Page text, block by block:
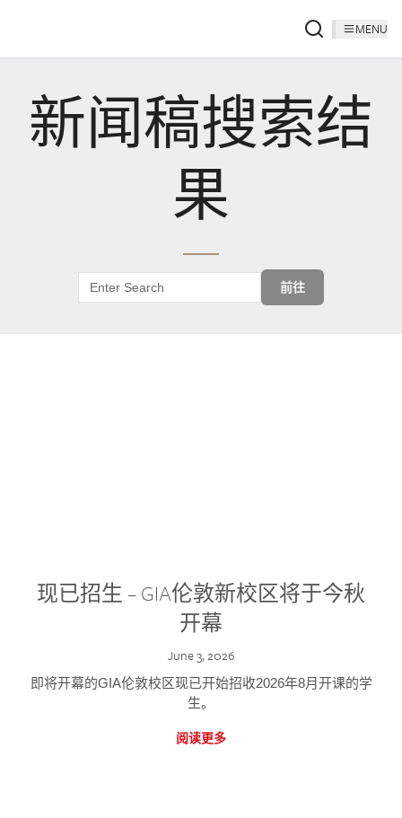
MENU
新闻稿搜索结
果
前往
现已招生 – GIA伦敦新校区将于今秋
开幕
June 3, 2026
即将开幕的GIA伦敦校区现已开始招收2026年8月开课的学
生。
阅读更多